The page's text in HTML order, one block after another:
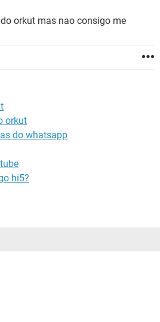
EXCEL
orkut mas nao consigo me
orkut
do whatsapp
hi5?